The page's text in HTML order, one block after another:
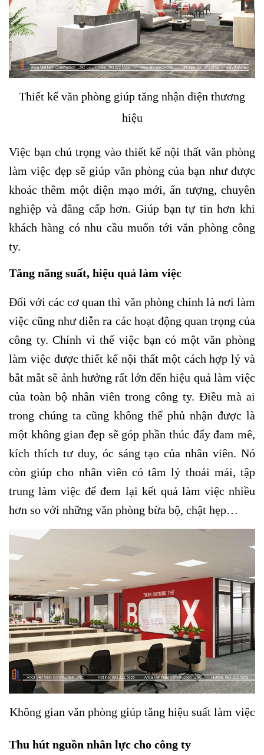
Thiết kế văn phòng giúp tăng nhận diện thương
hiệu
Việc bạn chú trọng vào thiết kế nội thất văn phòng
làm việc đẹp sẽ giúp văn phòng của bạn như được
khoác thêm một diện mạo mới, ấn tượng, chuyên
nghiệp và đẳng cấp hơn. Giúp bạn tự tin hơn khi
khách hàng có nhu cầu muốn tới văn phòng công
ty.
Tăng năng suất, hiệu quả làm việc
Đối với các cơ quan thì văn phòng chính là nơi làm
việc cũng như diễn ra các hoạt động quan trọng của
công ty. Chính vì thế việc bạn có một văn phòng
làm việc được thiết kế nội thất một cách hợp lý và
bắt mắt sẽ ảnh hưởng rất lớn đến hiệu quả làm việc
của toàn bộ nhân viên trong công ty. Điều mà ai
trong chúng ta cũng không thể phủ nhận được là
một không gian đẹp sẽ góp phần thúc đẩy đam mê,
kích thích tư duy, óc sáng tạo của nhân viên. Nó
còn giúp cho nhân viên có tâm lý thoải mái, tập
trung làm việc để đem lại kết quả làm việc nhiều
hơn so với những văn phòng bừa bộ, chật hẹp…
Không gian văn phòng giúp tăng hiệu suất làm việc
Thu hút nguồn nhân lực cho công ty